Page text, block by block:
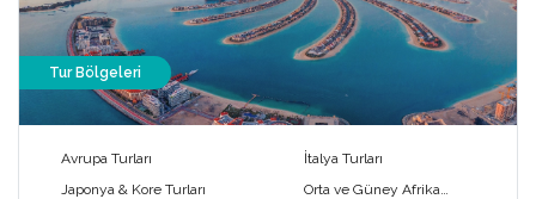
Tur Bölgeleri
Avrupa Turları
İtalya Turları
Japonya & Kore Turları
Orta ve Güney Afrika